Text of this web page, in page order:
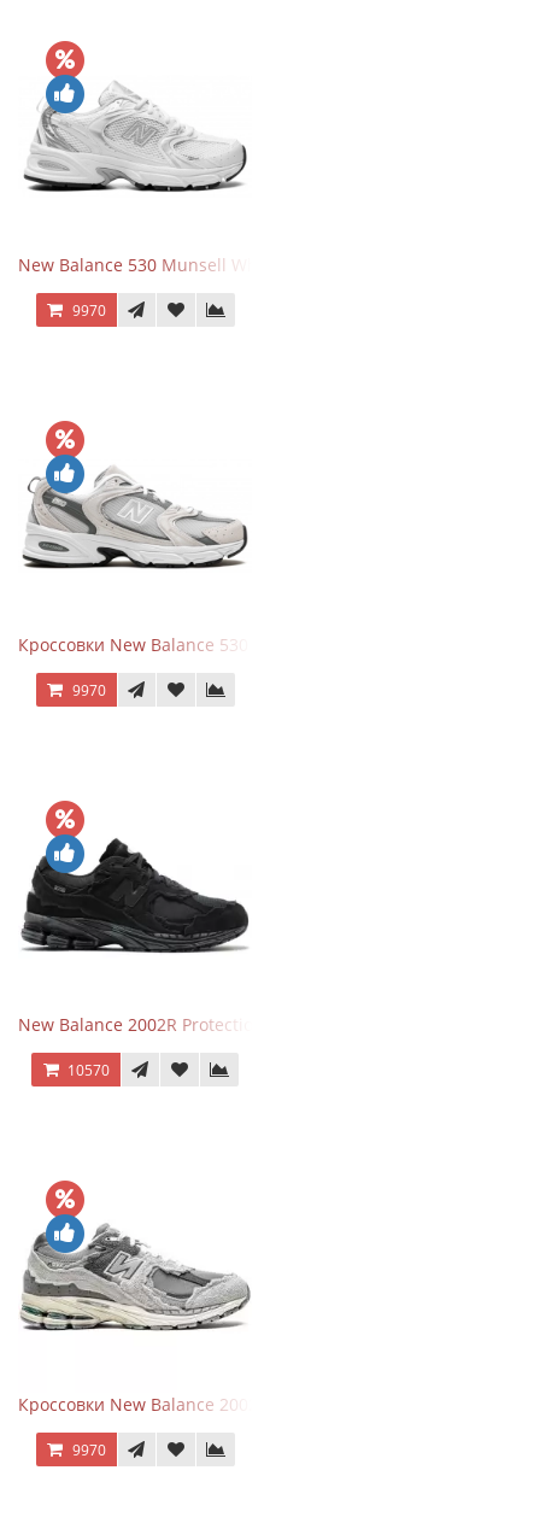
New Balance 530 Munsell White Silver
9970
Кроссовки New Balance 530 Grey Matter Harbor Grey
9970
New Balance 2002R Protection Phantom Black
10570
Кроссовки New Balance 2002R Protection Pack Grey
9970